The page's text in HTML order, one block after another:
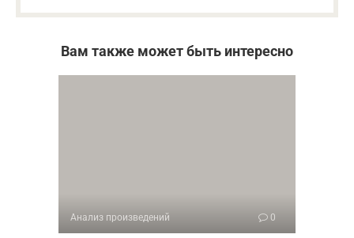
Вам также может быть интересно
Анализ произведений 0